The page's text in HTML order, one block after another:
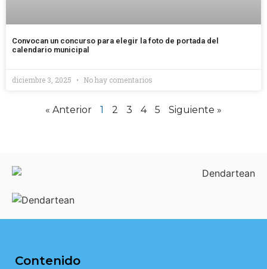
Convocan un concurso para elegir la foto de portada del
calendario municipal
diciembre 3, 2025 No hay comentarios
« Anterior 1 2 3 4 5 Siguiente »
Contenido